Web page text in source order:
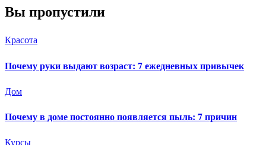
Вы пропустили
Красота
Почему руки выдают возраст: 7 ежедневных привычек
Дом
Почему в доме постоянно появляется пыль: 7 причин
Курсы